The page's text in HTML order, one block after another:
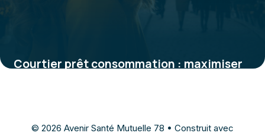
Courtier prêt consommation : maximiser
© 2026 Avenir Santé Mutuelle 78 • Construit avec